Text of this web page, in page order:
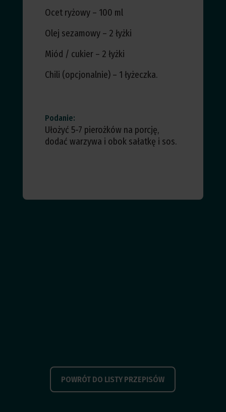
Ocet ryżowy – 100 ml
Olej sezamowy – 2 łyżki
Miód / cukier – 2 łyżki
Chili (opcjonalnie) – 1 łyżeczka.
Podanie:
Ułożyć 5-7 pierożków na porcję,
dodać warzywa i obok sałatkę i sos.
POWRÓT DO LISTY PRZEPISÓW